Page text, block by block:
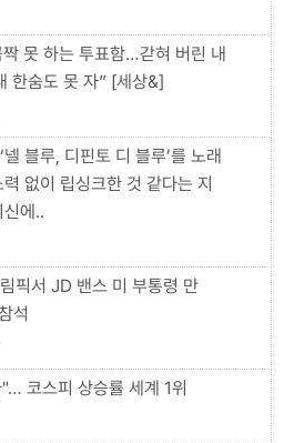
못 하는 투표함…갇혀 버린 내
한숨도 못 자” [세상&]
블루, 디핀토 디 블루’를 노래
없이 립싱크한 것 같다는 지
에..
픽서 JD 밴스 미 부통령 만
석
코스피 상승률 세계 1위